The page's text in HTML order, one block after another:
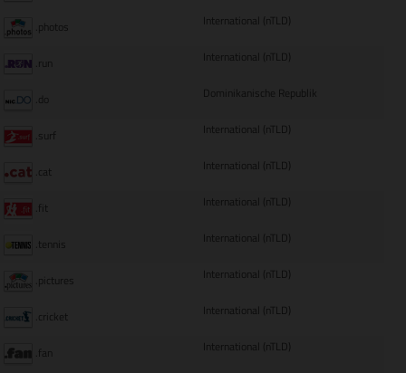
.photos International (nTLD)
.run International (nTLD)
Dominikanische Republik
.surf International (nTLD)
.cat International (nTLD)
.fit International (nTLD)
.tennis International (nTLD)
.pictures International (nTLD)
.cricket International (nTLD)
.fan International (nTLD)